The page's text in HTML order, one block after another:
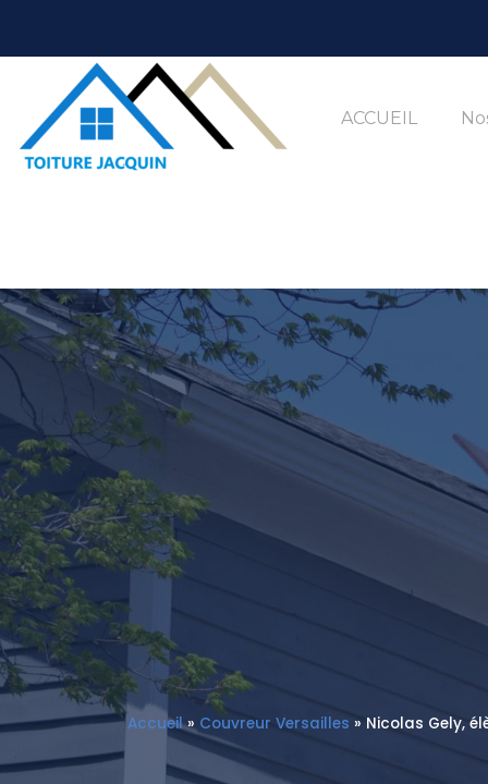
ACCUEIL
Accueil» Couvreur Versailles » Nicolas Gely,